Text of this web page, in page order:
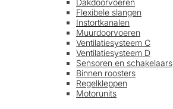
Dakdoorvoeren
Flexibele slangen
Instortkanalen
Muurdoorvoeren
Ventilatiesysteem C
Ventilatiesysteem D
Sensoren en schakelaars
Binnen roosters
Regelkleppen
Motorunits